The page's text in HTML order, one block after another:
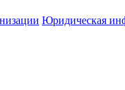
Юридическая